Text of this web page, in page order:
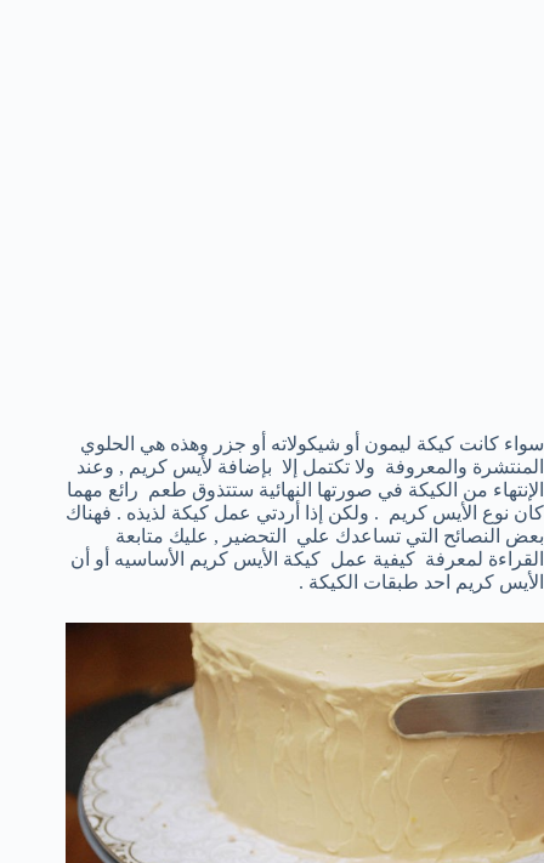
سواء كانت كيكة ليمون أو شيكولاته أو جزر وهذه هي الحلوي
المنتشرة والمعروفة ولا تكتمل إلا بإضافة لأيس كريم , وعند
الإنتهاء من الكيكة في صورتها النهائية ستتذوق طعم رائع مهما
كان نوع الأيس كريم . ولكن إذا أردتي عمل كيكة لذيذه . فهناك
بعض النصائح التي تساعدك علي التحضير , عليك متابعة
القراءة لمعرفة كيفية عمل كيكة الأيس كريم الأساسيه أو أن
الأيس كريم احد طبقات الكيكة .